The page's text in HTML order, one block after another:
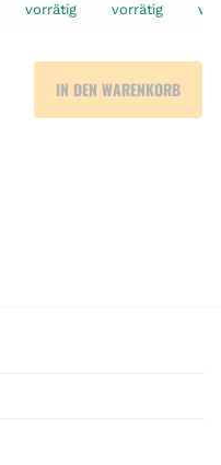
vorrätig
vorrätig
IN DEN WARENKORB